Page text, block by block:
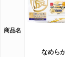
商品名
なめら